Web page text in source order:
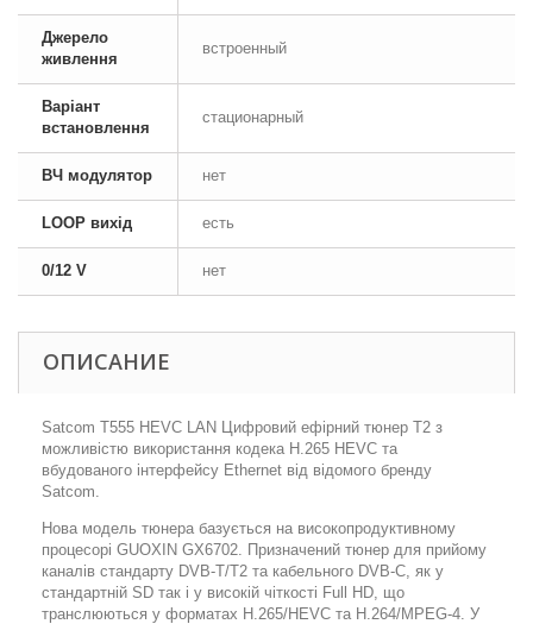
Джерело
живлення
встроенный
Варіант
встановлення
стационарный
ВЧ модулятор нет
LOOP вихід есть
0/12 V нет
ОПИСАНИЕ
Satcom T555 HEVC LAN Цифровий ефірний тюнер Т2 з
можливістю використання кодека H.265 HEVC та
вбудованого інтерфейсу Ethernet від відомого бренду
Satcom.
Нова модель тюнера базується на високопродуктивному
процесорі GUOXIN GX6702. Призначений тюнер для прийому
каналів стандарту DVB-T/T2 та кабельного DVB-C, як у
стандартній SD так і у високій чіткості Full HD, що
транслюються у форматах H.265/HEVC та H.264/MPEG-4. У